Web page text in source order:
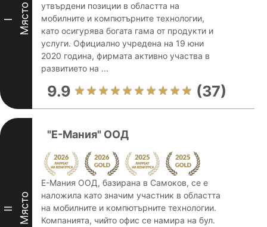
I Място
утвърдени позиции в областта на
мобилните и компютърните технологии,
като осигурява богата гама от продукти и
услуги. Официално учредена на 19 юни
2020 година, фирмата активно участва в
развитието на ...
9.9 (37)
II Място
"Е-Мания" ООД
Е-Мания ООД, базирана в Самоков, се е
наложила като значим участник в областта
на мобилните и компютърните технологии.
Компанията, чийто офис се намира на бул.